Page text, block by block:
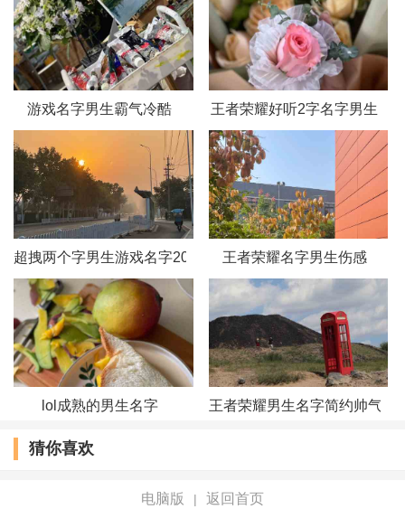
凉薄之心
断念已残
颠沛流离的伤
爱上单身
痴心的沉溺
残缺的不完美
哥,依旧颓废
一个人%寂寞
游戏名字男生霸气冷酷 王者荣耀好听2字名字男生
超拽两个字男生游戏名字2018_断天王者荣耀名字男生伤感
lol成熟的男生名字 王者荣耀男生名字简约帅气
猜你喜欢
电脑版 | 返回首页